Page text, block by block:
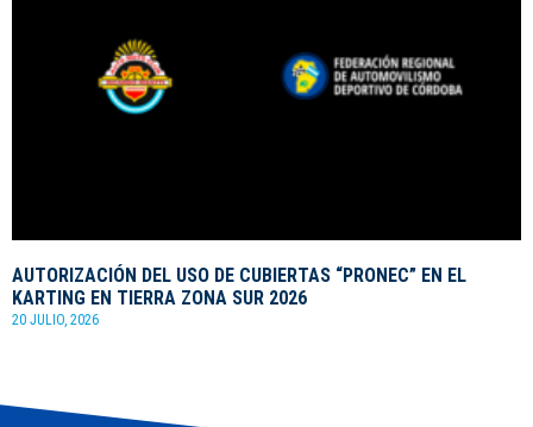
AUTORIZACIÓN DEL USO DE CUBIERTAS “PRONEC” EN EL
KARTING EN TIERRA ZONA SUR 2026
20 JULIO, 2026